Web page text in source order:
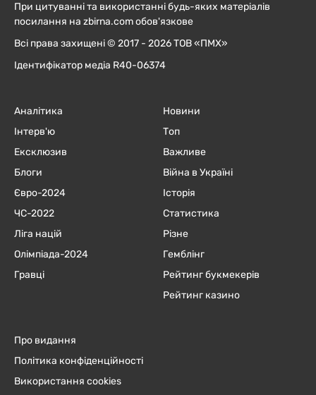
При цитуванні та використанні будь-яких матеріалів
посилання на zbirna.com обов'язкове
Всі права захищені © 2017 - 2026 ТОВ «ПМХ»
Ідентифікатор медіа R40-06374
Аналітика
Інтерв'ю
Ексклюзив
Блоги
Євро-2024
ЧC-2022
Ліга націй
Олімпіада-2024
Гравці
Новини
Топ
Важливе
Війна в Україні
Історія
Статистика
Різне
Гемблінг
Рейтинг букмекерів
Рейтинг казино
Про видання
Політика конфіденційності
Використання cookies